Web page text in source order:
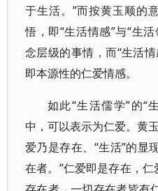
于生活。”而按黄玉顺的
悟，即“生活情感”与“生
念层级的事情，而“生活
即本源性的仁爱情感。
如此“生活儒学”的“
中，可以表示为仁爱。黄
爱乃是存在、“生活”的显
在者。”仁爱即是存在，